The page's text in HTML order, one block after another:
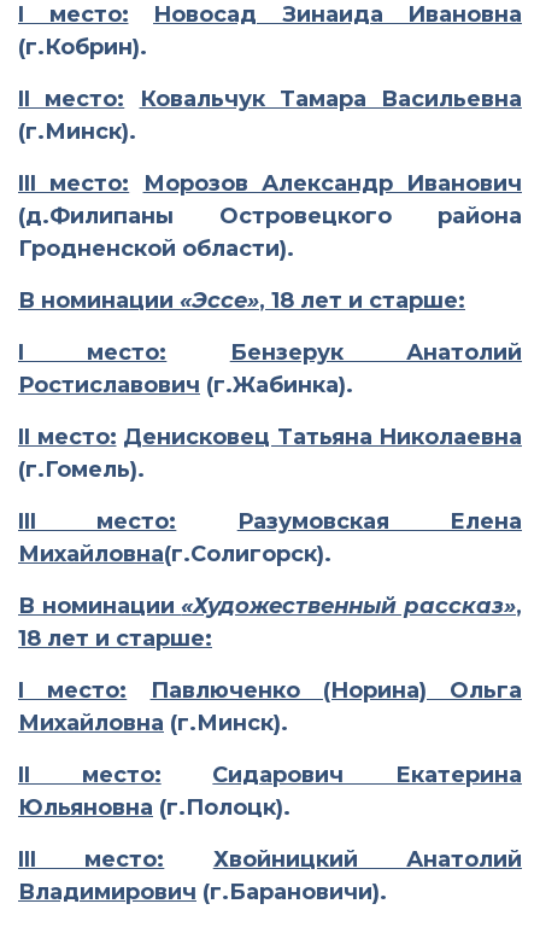
I место:
Новосад Зинаида Ивановна
(г.Кобрин).
II место:
Ковальчук Тамара Васильевна
(г.Минск).
III место:
Морозов Александр Иванович
(д.Филипаны Островецкого района
Гродненской области).
В номинации «Эссе», 18 лет и старше:
I место:
Бензерук Анатолий
Ростиславович (г.Жабинка).
II место: Денисковец Татьяна Николаевна
(г.Гомель).
III место:
Разумовская Елена
Михайловна(г.Солигорск).
В номинации«Художественный рассказ»,
18 лет и старше:
I место:
Павлюченко (Норина) Ольга
Михайловна (г.Минск).
II место:
Сидарович Екатерина
Юльяновна (г.Полоцк).
III место:
Хвойницкий Анатолий
Владимирович (г.Барановичи).